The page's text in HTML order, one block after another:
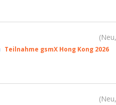
Teilnahme gsmX Hong Kong 2026